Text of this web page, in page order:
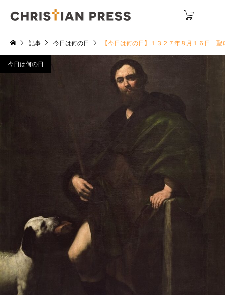

記事 今日は何の日 【今日は何の日】１３２７年８月１６日 聖
今日は何の日